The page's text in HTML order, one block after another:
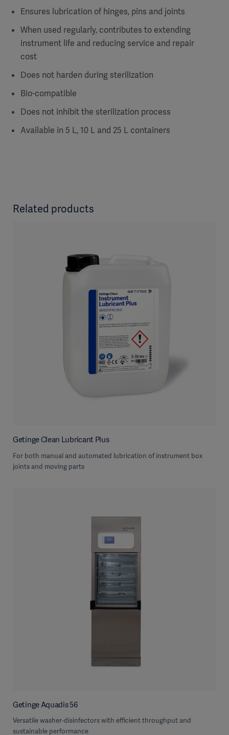
Ensures lubrication of hinges, pins and joints
When used regularly, contributes to extending
instrument life and reducing service and repair
cost
Does not harden during sterilization
Bio-compatible
Does not inhibit the sterilization process
Available in 5 L, 10 L and 25 L containers
Related products
Getinge Clean Lubricant Plus
For both manual and automated lubrication of instrument box
joints and moving parts
Getinge Aquadis 56
Versatile washer-disinfectors with efficient throughput and
sustainable performance